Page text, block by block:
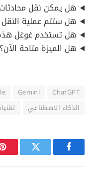
هل يمكن نقل محادثات ChatGPT بالكامل إلى Gemini؟
هل ستتم عملية النقل
هل تستخدم غوغل هذه
هل الميزة متاحة الآن؟
ChatGPT
Gemini
الذكاء الاصطناعي
فيسبوك تويتر